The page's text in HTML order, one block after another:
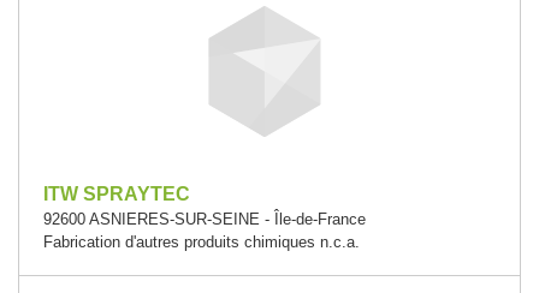
ITW SPRAYTEC
92600 ASNIERES-SUR-SEINE - Île-de-France
Fabrication d'autres produits chimiques n.c.a.